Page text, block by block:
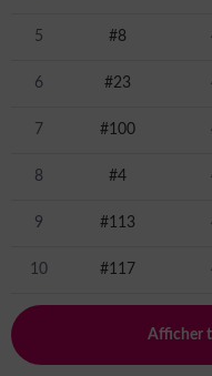
5 #8
6 #23
7 #100
8 #4
9 #113
10 #117
Afficher